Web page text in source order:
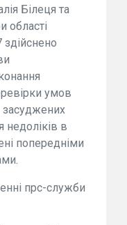
Білеця та
області
здійснено
умов
засуджених
недоліків в
попередніми
прс-служби